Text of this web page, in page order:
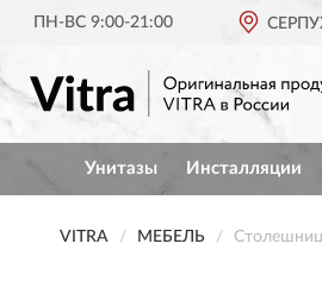
ПН-ВС 9:00-21:00
Унитазы Инсталляции
VITRA МЕБЕЛЬ